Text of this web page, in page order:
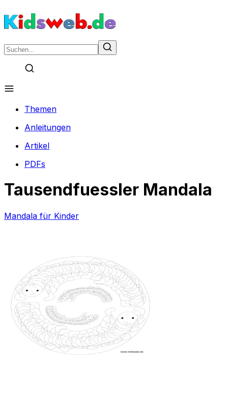
Themen
Anleitungen
Artikel
PDFs
Tausendfuessler Mandala
Mandala für Kinder